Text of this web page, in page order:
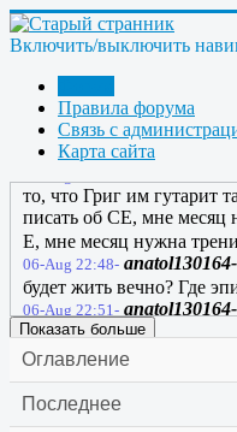
Включить/выключить
Правила форума
Связь с
Карта сайта
06-Aug 10:50- ГРАНИТ-
?
это
06-Aug 13:34-
жизни как то.......
06-Aug 13:35- марк-Там
06-Aug 14:04- марк-
то, что Григ им гутарит
писать об СЕ, мне месяц
Е, мне месяц нужна
06-Aug 22:48- anatol130164-
будет жить вечно? Где
06-Aug 22:51- anatol130164-
Показать больше
Оглавление
Последнее